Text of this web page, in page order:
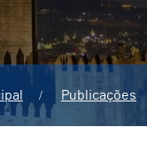
Publicações